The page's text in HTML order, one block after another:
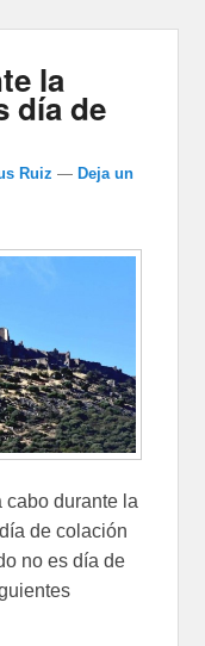
la
día de
Ruiz — Deja un
cabo durante la
de colación
no es día de